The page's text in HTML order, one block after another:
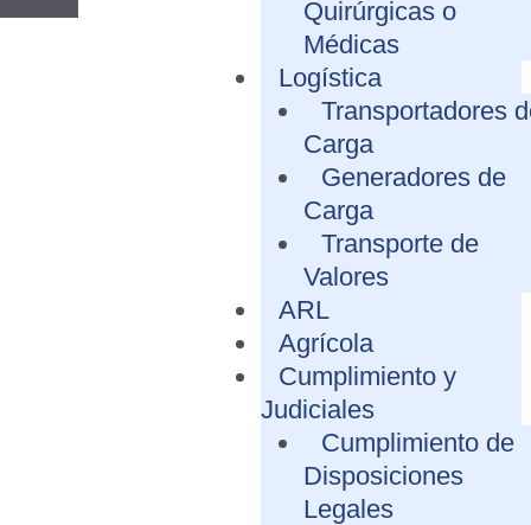
Quirúrgicas o
Médicas
Logística
Transportadores
Carga
Generadores de
Carga
Transporte de
Valores
ARL
Agrícola
Cumplimiento y
Judiciales
Cumplimiento de
Disposiciones
Legales